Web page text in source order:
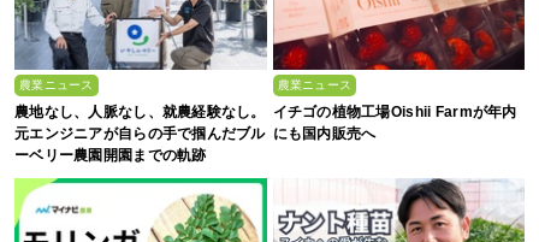
農業ニュース
農地なし、人脈なし、就農経験なし。
元エンジニアが自らの手で掴んだブル
ーベリー農園開園までの軌跡
農業ニュース
イチゴの植物工場Oishii Farmが年内
にも国内販売へ